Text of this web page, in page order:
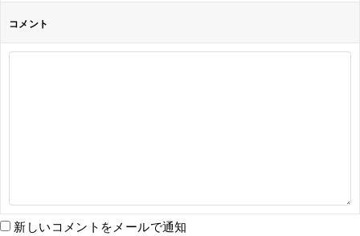
コメント
新しいコメントをメールで通知